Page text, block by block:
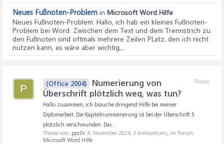
Neues Fußnoten-Problem in Microsoft Word Hilfe
Neues Fußnoten-Problem: Hallo, ich hab ein kleines Fußnoten-
Problem bei Word. Zwischen dem Text und dem Trennstrich zu
den Fußnoten sind oftmals mehrere Zeilen PLatz, den ich nicht
nutzen kann, es wäre aber wichtig,...
P
Thema
(Office 2004)
Numerierung von
Überschrift plötzlich weg, was tun?
Hallo zusammen, ich brauche dringend Hilfe bei meiner
Diplomarbeit: Die Kapitelnummerierung ist bei der Überschrift 5
plötzlich verschwunden. Das...
Thema von: ppc0r 8. November 2024 , 3 Antwort(en), im Forum:
Microsoft Word Hilfe